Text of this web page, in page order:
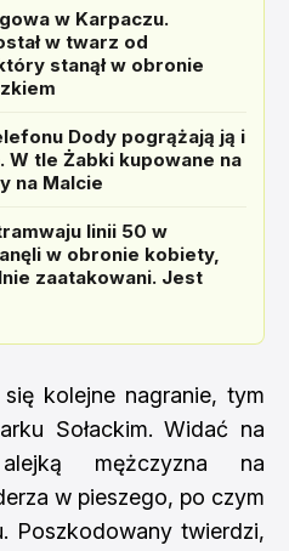
w Karpaczu.
w twarz od
stanął w obronie
Dody pogrążają ją i
W tle Żabki kupowane na
na Malcie
linii 50 w
w obronie kobiety,
zaatakowani. Jest
kolejne nagranie, tym
Sołackim. Widać na
mężczyzna na
w pieszego, po czym
Poszkodowany twierdzi,